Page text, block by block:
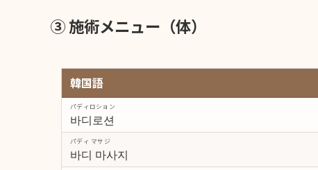
③ 施術メニュー（体）
韓国語
바디로션
パディロション
바디 마사지
パディ マサジ